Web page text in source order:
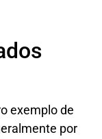
exemplo de
por